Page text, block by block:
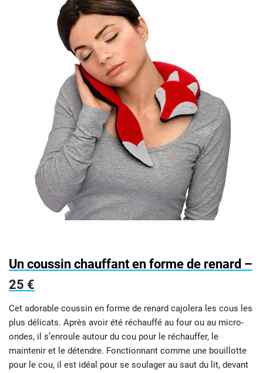
Un coussin chauffant en forme de renard –
25 €
Cet adorable coussin en forme de renard cajolera les cous les
plus délicats. Après avoir été réchauffé au four ou au micro-
ondes, il s’enroule autour du cou pour le réchauffer, le
maintenir et le détendre. Fonctionnant comme une bouillotte
pour le cou, il est idéal pour se soulager au saut du lit, devant